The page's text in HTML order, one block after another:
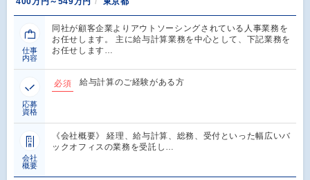
仕事
内容
同社が顧客企業よりアウトソーシングされている人事業務を
お任せします。 主に給与計算業務を中心として、下記業務を
お任せします…
応募
資格
必須 給与計算のご経験がある方
会社
概要
《会社概要》 経理、給与計算、総務、受付といった幅広いバ
ックオフィスの業務を受託し…